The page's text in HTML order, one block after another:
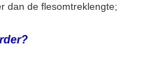
dan de flesomtreklengte;